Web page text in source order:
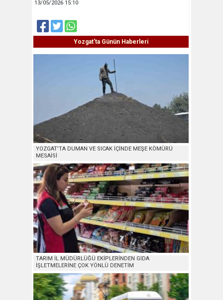
13/05/2026 15:10
Yozgat'ta Günün Haberleri
YOZGAT’TA DUMAN VE SICAK İÇİNDE MEŞE KÖMÜRÜ
MESAİSİ
TARIM İL MÜDÜRLÜĞÜ EKİPLERİNDEN GIDA
İŞLETMELERİNE ÇOK YÖNLÜ DENETİM